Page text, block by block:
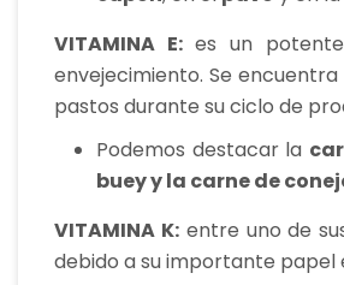
VITAMINA E:es un potente
envejecimiento. Se
pastos durante su ciclo de
Podemos destacar la
buey y la carne de
VITAMINA K:entre uno de
debido a su importante papel